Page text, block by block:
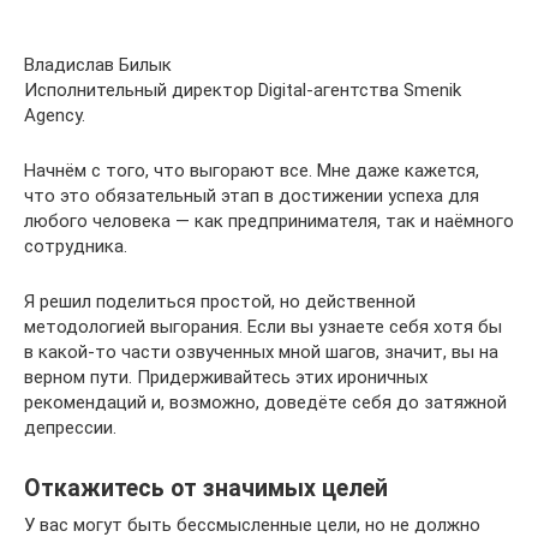
Владислав Билык
Исполнительный директор Digital‑агентства Smenik
Agency.
Начнём с того, что выгорают все. Мне даже кажется,
что это обязательный этап в достижении успеха для
любого человека — как предпринимателя, так и наёмного
сотрудника.
Я решил поделиться простой, но действенной
методологией выгорания. Если вы узнаете себя хотя бы
в какой‑то части озвученных мной шагов, значит, вы на
верном пути. Придерживайтесь этих ироничных
рекомендаций и, возможно, доведёте себя до затяжной
депрессии.
Откажитесь от значимых целей
У вас могут быть бессмысленные цели, но не должно